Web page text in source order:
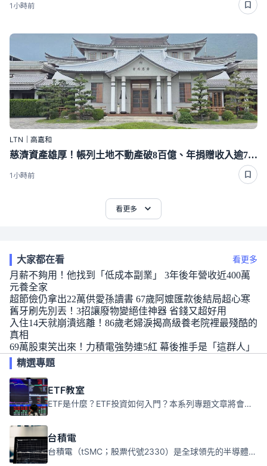
1小時前
LTN｜高嘉和
慈濟資產雄厚！帳列土地不動產破8百億、年捐贈收入逾70億
1小時前
看更多
大家都在看 看更多
月薪不夠用！他找到「低成本副業」 3年後年營收近400萬
元養全家
超節儉仍拿出22萬供愛孫讀書 67歲阿嬤匯款後結局超心寒
舊牙刷先別丟！3招讓廢物變絕佳神器 省錢又超好用
入住14天就崩潰逃離！86歲老婦淚揭高級養老院裡最殘酷的
真相
69萬股東笑出來！力積電強勢連5紅 幕後推手是「這群人」
精選專題
ETF教室
ETF是什麼？ETF投資如何入門？本系列專題文章將會告訴你新手必須知道的ETF基礎知識。
台積電
台積電（tSMC；股票代號2330）是全球領先的半導體代工公司，成立於1987年，總部位於台灣新竹。且已於美國、日本、德國及中國設廠，台積電是全球首家專業積體電路製造服務公司，也是全球最先進和最大規模的半導體代工廠。